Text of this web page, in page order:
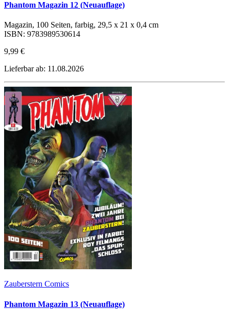
Phantom Magazin 12 (Neuauflage)
Magazin, 100 Seiten, farbig, 29,5 x 21 x 0,4 cm
ISBN: 9783989530614
9,99 €
Lieferbar ab: 11.08.2026
Zauberstern Comics
Phantom Magazin 13 (Neuauflage)